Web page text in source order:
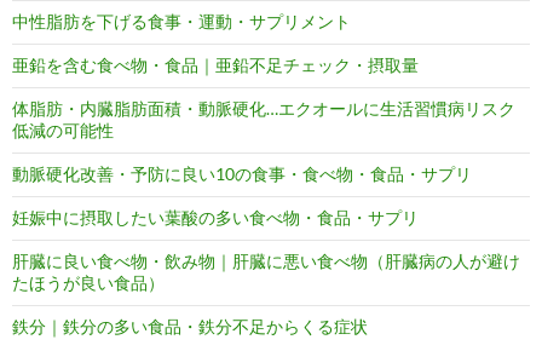
中性脂肪を下げる食事・運動・サプリメント
亜鉛を含む食べ物・食品｜亜鉛不足チェック・摂取量
体脂肪・内臓脂肪面積・動脈硬化…エクオールに生活習慣病リスク
低減の可能性
動脈硬化改善・予防に良い10の食事・食べ物・食品・サプリ
妊娠中に摂取したい葉酸の多い食べ物・食品・サプリ
肝臓に良い食べ物・飲み物｜肝臓に悪い食べ物（肝臓病の人が避け
たほうが良い食品）
鉄分｜鉄分の多い食品・鉄分不足からくる症状